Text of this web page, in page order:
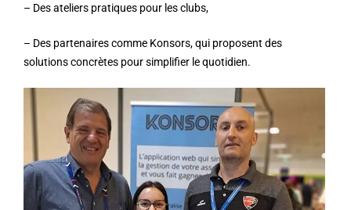
– Des ateliers pratiques pour les clubs,
– Des partenaires comme Konsors, qui proposent des
solutions concrètes pour simplifier le quotidien.